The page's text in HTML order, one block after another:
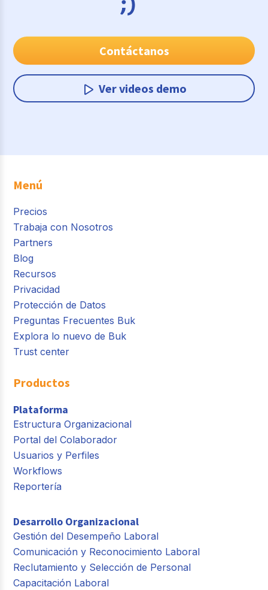
Contáctanos
Ver videos demo
Menú
Precios
Trabaja con Nosotros
Partners
Blog
Recursos
Privacidad
Protección de Datos
Preguntas Frecuentes Buk
Explora lo nuevo de Buk
Trust center
Productos
Plataforma
Estructura Organizacional
Portal del Colaborador
Usuarios y Perfiles
Workflows
Reportería
Desarrollo Organizacional
Gestión del Desempeño Laboral
Comunicación y Reconocimiento Laboral
Reclutamiento y Selección de Personal
Capacitación Laboral